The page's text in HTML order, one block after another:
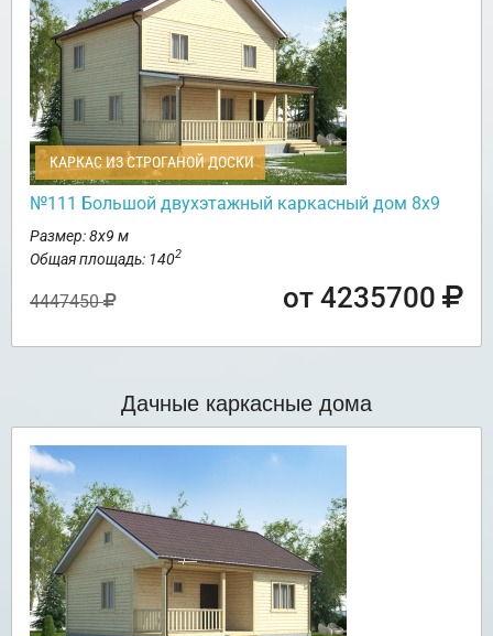
КАРКАС ИЗ СТРОГАНОЙ ДОСКИ
№111 Большой двухэтажный каркасный дом 8х9
Размер: 8х9 м
Общая площадь: 1402
4447450 от 4235700
Дачные каркасные дома